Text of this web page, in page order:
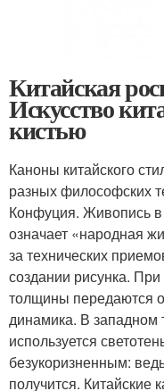
Китайская
Искусство
кистью
Каноны китайского
разных философских
Конфуция. Живопись в
означает «народная
за технических
создании рисунка.
толщины передаются
динамика. В западном
используется
безукоризненным:
получится. Китайские